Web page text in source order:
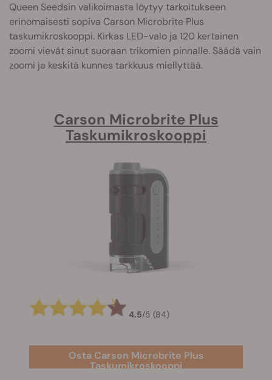
Queen Seedsin valikoimasta löytyy tarkoitukseen
erinomaisesti sopiva Carson Microbrite Plus
taskumikroskooppi. Kirkas LED-valo ja 120 kertainen
zoomi vievät sinut suoraan trikomien pinnalle. Säädä vain
zoomi ja keskitä kunnes tarkkuus miellyttää.
Carson Microbrite Plus
Taskumikroskooppi
4.5/5 (84)
Osta Carson Microbrite Plus
Taskumikroskooppi